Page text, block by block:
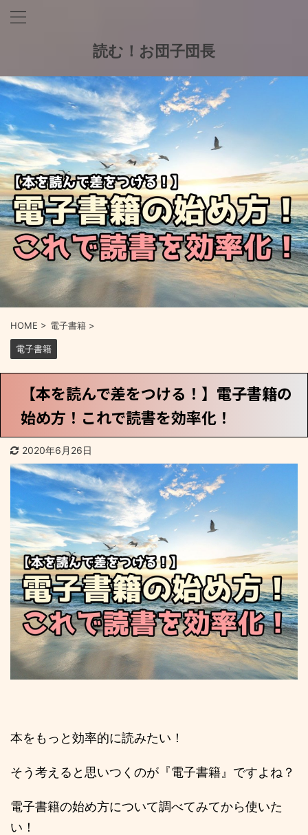
読む！お団子団長
HOME > 電子書籍 >
電子書籍
【本を読んで差をつける！】電子書籍の
始め方！これで読書を効率化！
2020年6月26日
本をもっと効率的に読みたい！
そう考えると思いつくのが『電子書籍』ですよね？
電子書籍の始め方について調べてみてから使いた
い！